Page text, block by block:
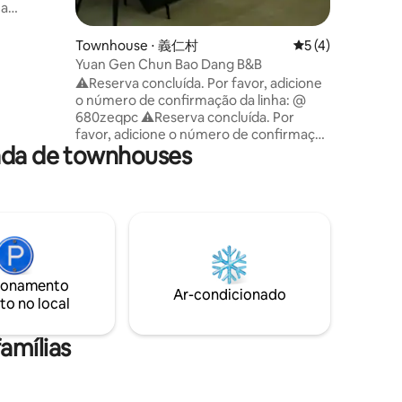
Entre
cama
(Yay
e um
4
$
Townhouse ⋅ 義仁村 5 de uma
5 (4)
Yuan Gen Chun Bao Dang B&B
⚠️Reserva concluída. Por favor, adicione
o número de confirmação da linha: @
680zeqpc ⚠️Reserva concluída. Por
favor, adicione o número de confirmação
da linha: @ 680zeqpc ⚠️Reserva
concluída. Por favor, adicione o número
novo design arquitetônico da casa com
controle de temperatura, e proporciona
a você férias agradáveis que não são
comuns na primavera. Ficamos a 5–10
Zhongpu na Rodovia Nacional 3, a 15
de townhouses
no local
Ar-condicionado